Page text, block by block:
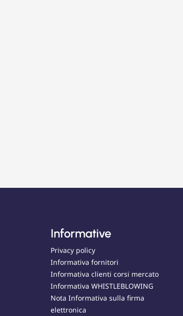
Informative
Privacy policy
Informativa fornitori
Informativa clienti corsi mercato
Informativa WHISTLEBLOWING
Nota Informativa sulla firma
elettronica